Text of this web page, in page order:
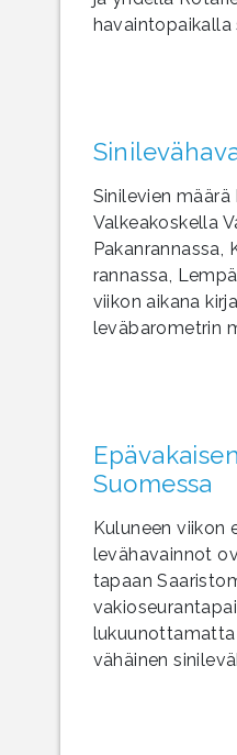
havaintopaikalla
Sinilevien
Valkeakoskella
Pakanrannassa,
rannassa,
viikon aikana
leväbarometrin
Suomessa
Kuluneen viikon
levähavainnot
tapaan
vähäinen